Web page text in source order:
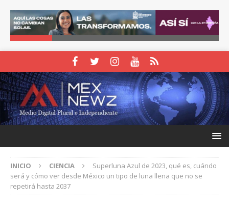
INICIO CIENCIA
Superluna Azul de 2023, qué es, cuándo
será y cómo ver desde México un tipo de luna llena que no se
repetirá hasta 2037